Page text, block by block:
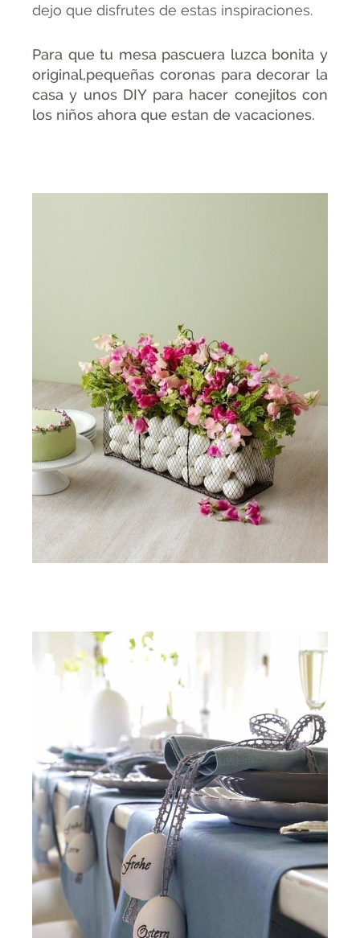
dejo que disfrutes de estas inspiraciones.
Para que tu mesa pascuera luzca bonita y
original,pequeñas coronas para decorar la
casa y unos DIY para hacer conejitos con
los niños ahora que estan de vacaciones.